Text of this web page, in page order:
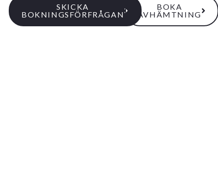
SKICKA
BOKNINGSFÖRFRÅGAN
BOKA
AVHÄMTNING